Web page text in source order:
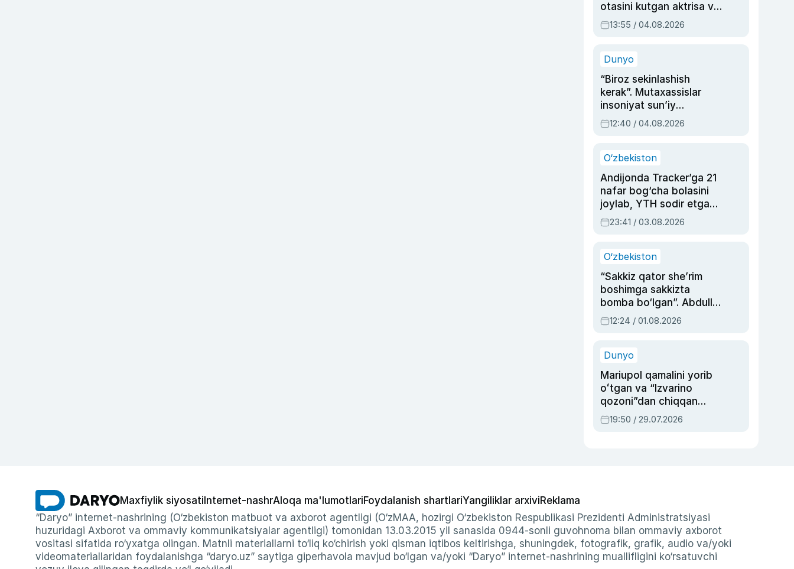
otasini kutgan aktrisa va
dublyaj ustasi Rimma
Ahmedovaning
13:55 / 04.08.2026
Dunyo
“Biroz sekinlashish
kerak”. Mutaxassislar
insoniyat sun’iy
intellektni boshqara
olmay qolishidan xavotir
12:40 / 04.08.2026
O‘zbekiston
Andijonda Tracker’ga 21
nafar bog‘cha bolasini
joylab, YTH sodir etgan
ayolga sud hukmi o‘qildi
23:41 / 03.08.2026
O‘zbekiston
“Sakkiz qator she’rim
boshimga sakkizta
bomba bo‘lgan”. Abdulla
Oripovni siyosiy
ayblovlardan asrab
12:24 / 01.08.2026
Dunyo
Mariupol qamalini yorib
oʻtgan va “Izvarino
qozoni”dan chiqqan
qahramon — Ukraina
armiyasi bosh
19:50 / 29.07.2026
Maxfiylik siyosati Internet-nashrAloqa ma'lumotlariFoydalanish shartlariYangiliklar arxiviReklama
“Daryo” internet-nashrining (O‘zbekiston matbuot va axborot agentligi (O‘zMAA, hozirgi O‘zbekiston Respublikasi Prezidenti Administratsiyasi
huzuridagi Axborot va ommaviy kommunikatsiyalar agentligi) tomonidan 13.03.2015 yil sanasida 0944-sonli guvohnoma bilan ommaviy axborot
vositasi sifatida ro‘yxatga olingan. Matnli materiallarni to‘liq ko‘chirish yoki qisman iqtibos keltirishga, shuningdek, fotografik, grafik, audio va/yoki
videomateriallaridan foydalanishga “daryo.uz” saytiga giperhavola mavjud bo‘lgan va/yoki “Daryo” internet-nashrining muallifligini ko‘rsatuvchi